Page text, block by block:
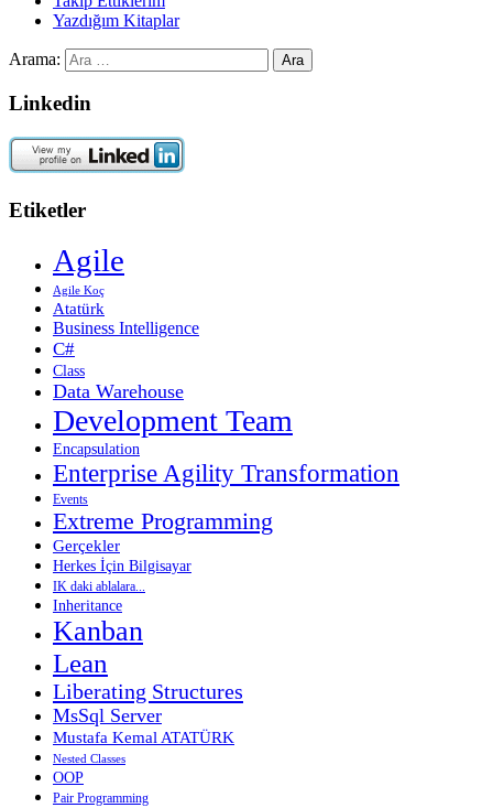
Yazdığım Kitaplar
Arama:
Linkedin
Etiketler
Agile
Agile Koç
Atatürk
Business Intelligence
C#
Class
Data Warehouse
Development Team
Encapsulation
Enterprise Agility Transformation
Events
Extreme Programming
Gerçekler
Herkes İçin Bilgisayar
IK daki ablalara...
Inheritance
Kanban
Lean
Liberating Structures
MsSql Server
Mustafa Kemal ATATÜRK
Nested Classes
OOP
Pair Programming